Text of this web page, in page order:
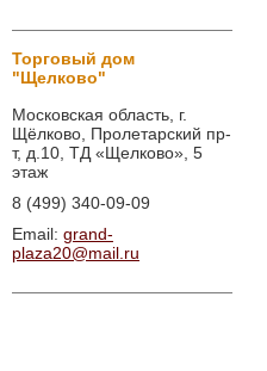
Торговый дом
"Щелково"
Московская область, г.
Щёлково, Пролетарский пр-
т, д.10, ТД «Щелково», 5
этаж
8 (499) 340-09-09
Email: grand-
plaza20@mail.ru